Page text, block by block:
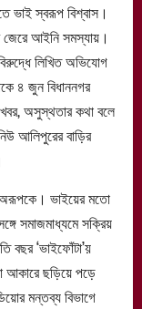
ভাই স্বরূপ বিশ্বাস।
জেরে আইনি সমস্যায়।
লিখিত অভিযোগ
৪ জুন বিধাননগর
খবর, অসুস্থতার কথা বলে
আলিপুরের বাড়ির
অরূপকে। ভাইয়ের মতো
সমাজমাধ্যমে সক্রিয়
বছর ‘ভাইফোঁটা’য়
ছড়িয়ে পড়ে
মন্তব্য বিভাগে